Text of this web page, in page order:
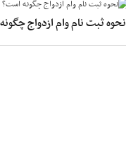
نحوه ثبت نام وام ازدواج